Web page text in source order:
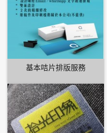
基本咭片排版服務